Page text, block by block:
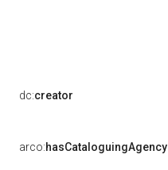
dc:creator
arco:hasCataloguingAgency